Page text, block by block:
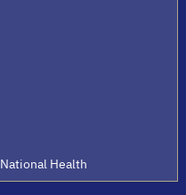
National Health